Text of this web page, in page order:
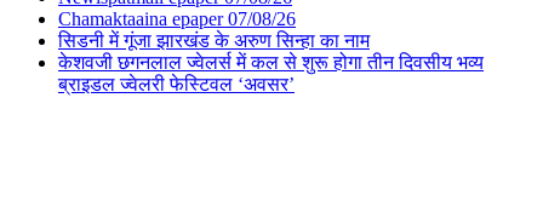
Chamaktaaina epaper 07/08/26
सिडनी में गूंजा झारखंड के अरुण सिन्हा का नाम
केशवजी छगनलाल ज्वेलर्स में कल से शुरू होगा तीन दिवसीय भव्य
ब्राइडल ज्वेलरी फेस्टिवल ‘अवसर’